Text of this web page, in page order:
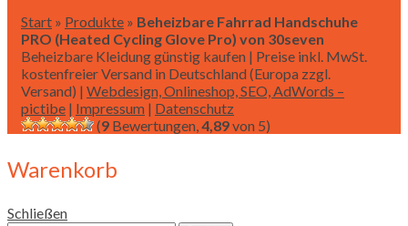
Start » Produkte » Beheizbare Fahrrad Handschuhe
PRO (Heated Cycling Glove Pro) von 30seven
Beheizbare Kleidung günstig kaufen | Preise inkl. MwSt.
kostenfreier Versand in Deutschland (Europa zzgl.
Versand) | Webdesign, Onlineshop, SEO, AdWords –
pictibe | Impressum | Datenschutz
(9 Bewertungen,4,89von 5)
Warenkorb
Schließen